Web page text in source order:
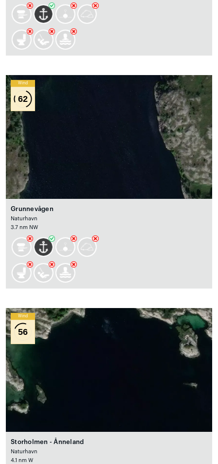
Wind
62
Grunnevågen
Naturhavn
3.7 nm NW
Wind
56
Storholmen - Ånneland
Naturhavn
4.1 nm W